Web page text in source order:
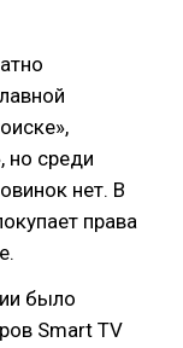
но среди
нет. В
права
было
Smart TV